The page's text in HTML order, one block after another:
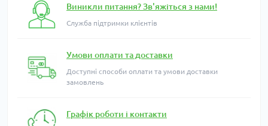
Виникли питання? Зв'яжіться з нами!
Служба підтримки клієнтів
Умови оплати та доставки
Доступні способи оплати та умови доставки
замовлень
Графік роботи і контакти